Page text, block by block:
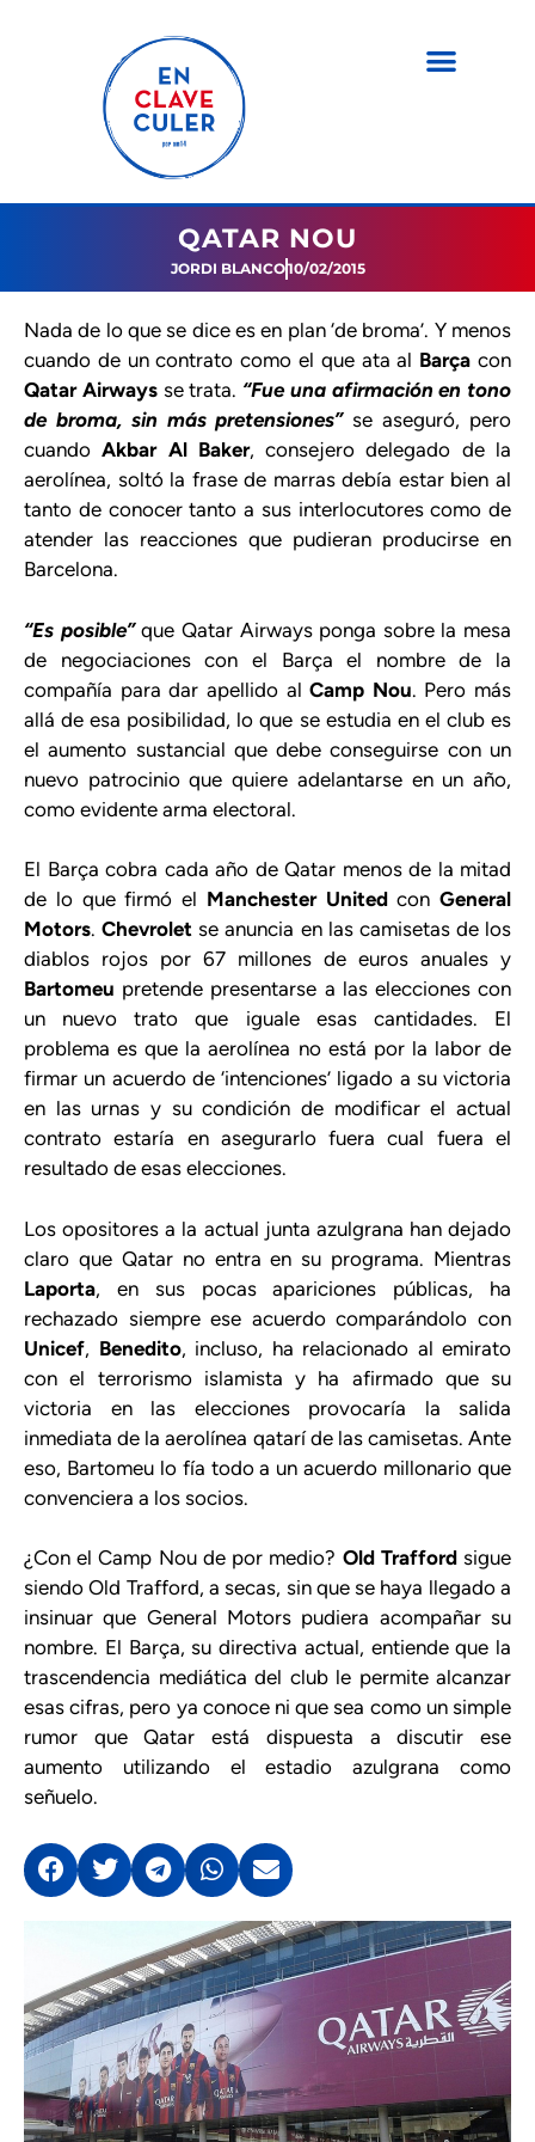
QATAR NOU
JORDI BLANCO10/02/2015
Nada de lo que se dice es en plan ‘de broma’. Y menos
cuando de un contrato como el que ata al Barça con
Qatar Airwaysse trata. “Fue una afirmación en tono
de broma, sin más pretensiones”se aseguró, pero
cuandoAkbar Al Baker, consejero delegado de la
aerolínea, soltó la frase de marras debía estar bien al
tanto de conocer tanto a sus interlocutores como de
atender las reacciones que pudieran producirse en
Barcelona.
“Es posible”que Qatar Airways ponga sobre la mesa
de negociaciones con el Barça el nombre de la
compañía para dar apellido alCamp Nou. Pero más
allá de esa posibilidad, lo que se estudia en el club es
el aumento sustancial que debe conseguirse con un
nuevo patrocinio que quiere adelantarse en un año,
como evidente arma electoral.
El Barça cobra cada año de Qatar menos de la mitad
de lo que firmó el Manchester Unitedcon General
Motors.Chevrolet se anuncia en las camisetas de los
diablos rojos por 67 millones de euros anuales y
Bartomeu pretende presentarse a las elecciones con
un nuevo trato que iguale esas cantidades. El
problema es que la aerolínea no está por la labor de
firmar un acuerdo de ‘intenciones’ ligado a su victoria
en las urnas y su condición de modificar el actual
contrato estaría en asegurarlo fuera cual fuera el
resultado de esas elecciones.
Los opositores a la actual junta azulgrana han dejado
claro que Qatar no entra en su programa. Mientras
Laporta, en sus pocas apariciones públicas, ha
rechazado siempre ese acuerdo comparándolo con
Unicef, Benedito, incluso, ha relacionado al emirato
con el terrorismo islamista y ha afirmado que su
victoria en las elecciones provocaría la salida
inmediata de la aerolínea qatarí de las camisetas. Ante
eso, Bartomeu lo fía todo a un acuerdo millonario que
convenciera a los socios.
¿Con el Camp Nou de por medio? Old Traffordsigue
siendo Old Trafford, a secas, sin que se haya llegado a
insinuar que General Motors pudiera acompañar su
nombre. El Barça, su directiva actual, entiende que la
trascendencia mediática del club le permite alcanzar
esas cifras, pero ya conoce ni que sea como un simple
rumor que Qatar está dispuesta a discutir ese
aumento utilizando el estadio azulgrana como
señuelo.